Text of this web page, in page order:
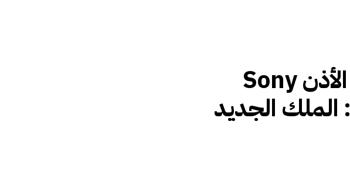
مراجعة سماعات الأذن Sony
WF-1000XM6: الملك الجديد